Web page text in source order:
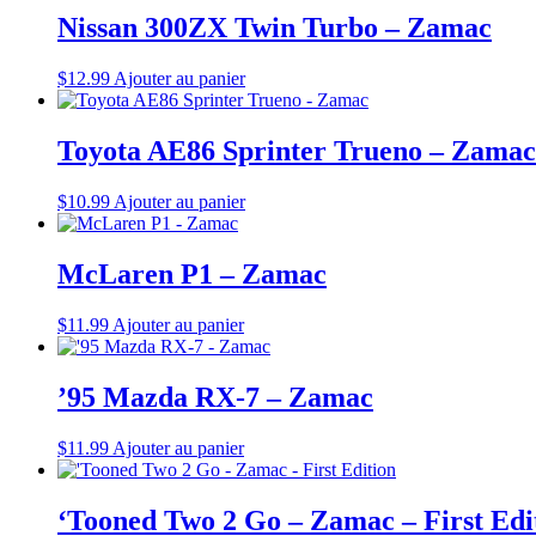
Nissan 300ZX Twin Turbo – Zamac
$12.99 Ajouter au panier
Toyota AE86 Sprinter Trueno – Zamac
$10.99 Ajouter au panier
McLaren P1 – Zamac
$11.99 Ajouter au panier
’95 Mazda RX-7 – Zamac
$11.99 Ajouter au panier
‘Tooned Two 2 Go – Zamac – First